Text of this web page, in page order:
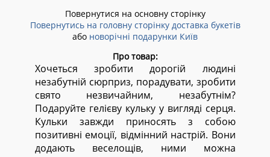
Повернутися на основну сторінку
Повернутись на головну сторінку доставка букетів
або новорічні подарунки Київ
Про товар:
Хочеться зробити дорогій людині
незабутній сюрприз, порадувати, зробити
свято незвичайним, незабутнім?
Подаруйте гелієву кульку у вигляді серця.
Кульки завжди приносять з собою
позитивні емоції, відмінний настрій. Вони
додають веселощів, ними можна